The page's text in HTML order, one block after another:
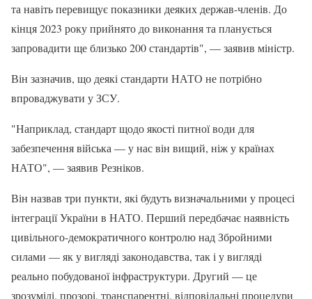
та навіть перевищує показники деяких держав-членів. До
кінця 2023 року прийнято до виконання та планується
запровадити ще близько 200 стандартів", — заявив міністр.
Він зазначив, що деякі стандарти НАТО не потрібно
впроваджувати у ЗСУ.
"Наприклад, стандарт щодо якості питної води для
забезпечення війська — у нас він вищий, ніж у країнах
НАТО", — заявив Резніков.
Він назвав три пункти, які будуть визначальними у процесі
інтеграції України в НАТО. Перший передбачає наявність
цивільного-демократичного контролю над Збройними
силами — як у вигляді законодавства, так і у вигляді
реально побудованої інфраструктури. Другий — це
зрозумілі, прозорі, транспарентні, відповідальні процедури